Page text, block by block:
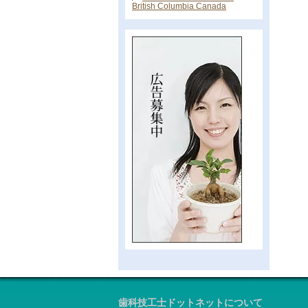
British Columbia Canada
歯科技工士ドットネットについて